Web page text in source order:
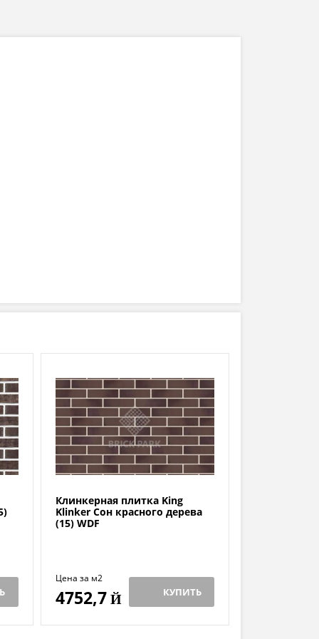
Клинкерная плитка King
Klinker Сон красного дерева
(15) WDF
Цена за м2
4752,7Й КУПИТЬ